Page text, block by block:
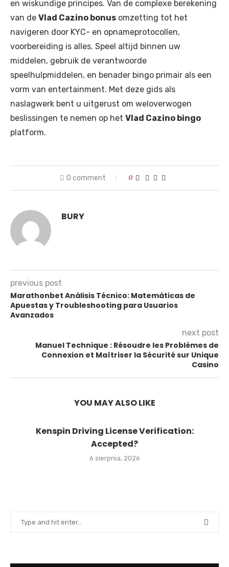
en wiskundige principes. Van de complexe berekening
van de Vlad Cazino bonus omzetting tot het
navigeren door KYC- en opnameprotocollen,
voorbereiding is alles. Speel altijd binnen uw
middelen, gebruik de verantwoorde
speelhulpmiddelen, en benader bingo primair als een
vorm van entertainment. Met deze gids als
naslagwerk bent u uitgerust om weloverwogen
beslissingen te nemen op het Vlad Cazino bingo
platform.
0 comment 0
BURY
previous post
Marathonbet Análisis Técnico: Matemáticas de
Apuestas y Troubleshooting para Usuarios
Avanzados
next post
Manuel Technique : Résoudre les Problèmes de
Connexion et Maîtriser la Sécurité sur Unique
Casino
YOU MAY ALSO LIKE
Kenspin Driving License Verification:
Accepted?
6 sierpnia, 2026